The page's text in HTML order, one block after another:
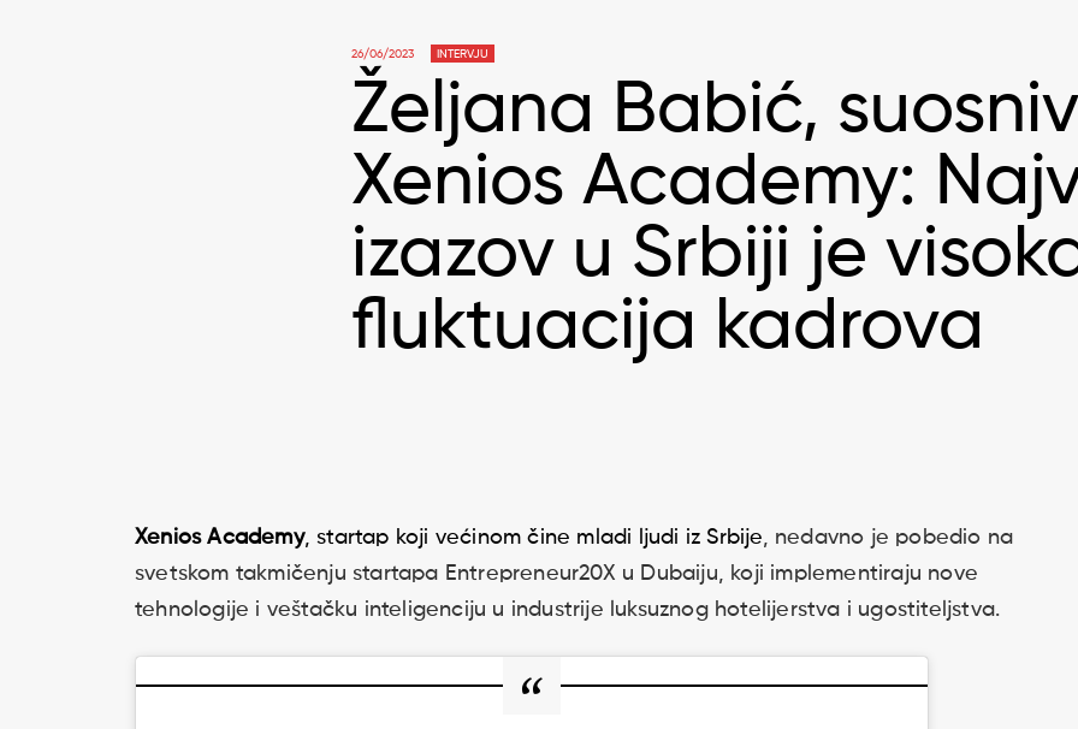
26/06/2023 INTERVJU
Željana Babić,
Xenios Academy:
izazov u Srbiji je
fluktuacija kadrova
Xenios Academy, startap koji većinom čine mladi ljudi iz Srbije, nedavno je pobedio na
svetskom takmičenju startapa Entrepreneur20X u Dubaiju, koji implementiraju nove
tehnologije i veštačku inteligenciju u industrije luksuznog hotelijerstva i ugostiteljstva.